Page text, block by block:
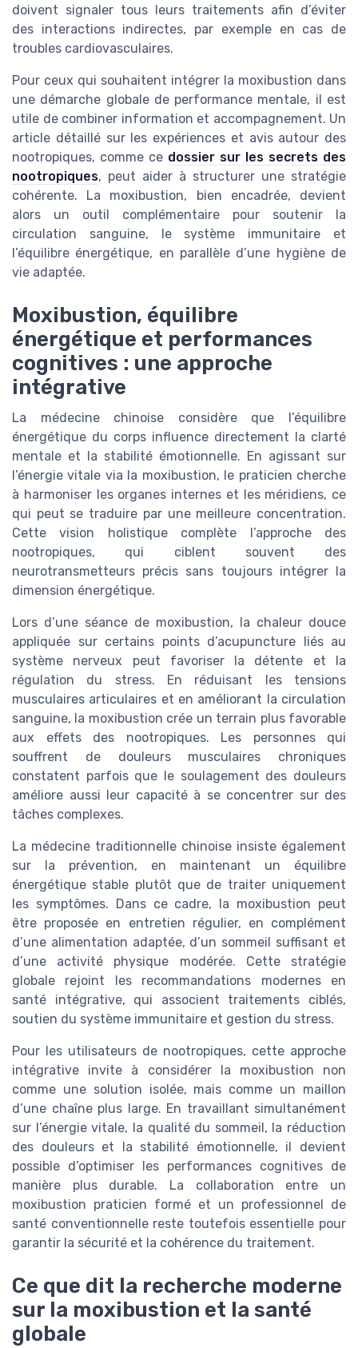
doivent signaler tous leurs traitements afin d’éviter
des interactions indirectes, par exemple en cas de
troubles cardiovasculaires.
Pour ceux qui souhaitent intégrer la moxibustion dans
une démarche globale de performance mentale, il est
utile de combiner information et accompagnement. Un
article détaillé sur les expériences et avis autour des
nootropiques, comme ce dossier sur les secrets des
nootropiques, peut aider à structurer une stratégie
cohérente. La moxibustion, bien encadrée, devient
alors un outil complémentaire pour soutenir la
circulation sanguine, le système immunitaire et
l’équilibre énergétique, en parallèle d’une hygiène de
vie adaptée.
Moxibustion, équilibre
énergétique et performances
cognitives : une approche
intégrative
La médecine chinoise considère que l’équilibre
énergétique du corps influence directement la clarté
mentale et la stabilité émotionnelle. En agissant sur
l’énergie vitale via la moxibustion, le praticien cherche
à harmoniser les organes internes et les méridiens, ce
qui peut se traduire par une meilleure concentration.
Cette vision holistique complète l’approche des
nootropiques, qui ciblent souvent des
neurotransmetteurs précis sans toujours intégrer la
dimension énergétique.
Lors d’une séance de moxibustion, la chaleur douce
appliquée sur certains points d’acupuncture liés au
système nerveux peut favoriser la détente et la
régulation du stress. En réduisant les tensions
musculaires articulaires et en améliorant la circulation
sanguine, la moxibustion crée un terrain plus favorable
aux effets des nootropiques. Les personnes qui
souffrent de douleurs musculaires chroniques
constatent parfois que le soulagement des douleurs
améliore aussi leur capacité à se concentrer sur des
tâches complexes.
La médecine traditionnelle chinoise insiste également
sur la prévention, en maintenant un équilibre
énergétique stable plutôt que de traiter uniquement
les symptômes. Dans ce cadre, la moxibustion peut
être proposée en entretien régulier, en complément
d’une alimentation adaptée, d’un sommeil suffisant et
d’une activité physique modérée. Cette stratégie
globale rejoint les recommandations modernes en
santé intégrative, qui associent traitements ciblés,
soutien du système immunitaire et gestion du stress.
Pour les utilisateurs de nootropiques, cette approche
intégrative invite à considérer la moxibustion non
comme une solution isolée, mais comme un maillon
d’une chaîne plus large. En travaillant simultanément
sur l’énergie vitale, la qualité du sommeil, la réduction
des douleurs et la stabilité émotionnelle, il devient
possible d’optimiser les performances cognitives de
manière plus durable. La collaboration entre un
moxibustion praticien formé et un professionnel de
santé conventionnelle reste toutefois essentielle pour
garantir la sécurité et la cohérence du traitement.
Ce que dit la recherche moderne
sur la moxibustion et la santé
globale